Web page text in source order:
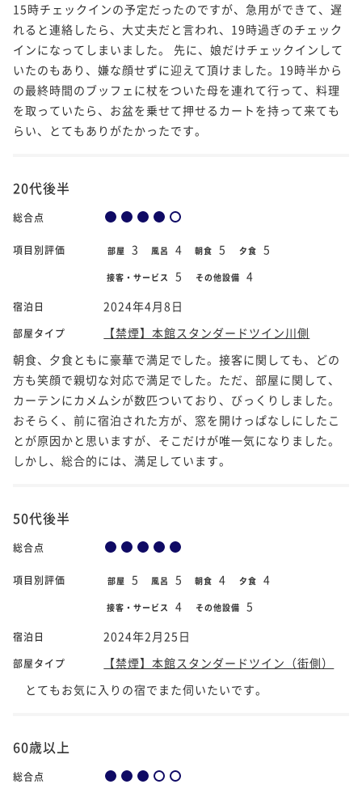
15時チェックインの予定だったのですが、急用ができて、遅
れると連絡したら、大丈夫だと言われ、19時過ぎのチェック
インになってしまいました。 先に、娘だけチェックインして
いたのもあり、嫌な顔せずに迎えて頂けました。19時半から
の最終時間のブッフェに杖をついた母を連れて行って、料理
を取っていたら、お盆を乗せて押せるカートを持って来ても
らい、とてもありがたかったです。
20代後半
総合点
項目別評価 部屋 3 風呂 4 朝食 5 夕食 5
接客・サービス 5 その他設備 4
宿泊日 2024年4月8日
部屋タイプ
【禁煙】本館スタンダードツイン川側
朝食、夕食ともに豪華で満足でした。接客に関しても、どの
方も笑顔で親切な対応で満足でした。ただ、部屋に関して、
カーテンにカメムシが数匹ついており、びっくりしました。
おそらく、前に宿泊された方が、窓を開けっぱなしにしたこ
とが原因かと思いますが、そこだけが唯一気になりました。
しかし、総合的には、満足しています。
50代後半
総合点
項目別評価 部屋 5 風呂 5 朝食 4 夕食 4
接客・サービス 4 その他設備 5
宿泊日 2024年2月25日
部屋タイプ
【禁煙】本館スタンダードツイン（街側）
とてもお気に入りの宿でまた伺いたいです。
60歳以上
総合点